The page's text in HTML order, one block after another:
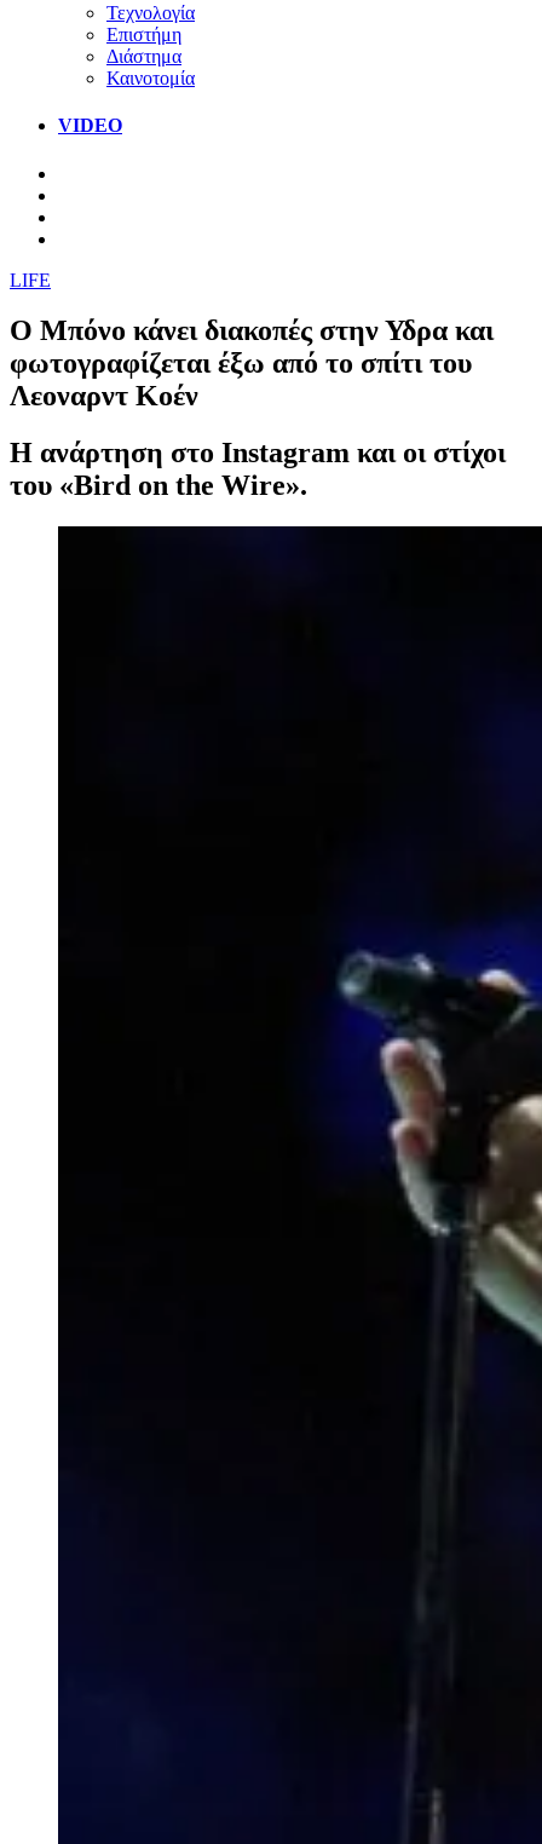
Τεχνολογία
Επιστήμη
Διάστημα
Καινοτομία
VIDEO
LIFE
Ο Μπόνο κάνει διακοπές στην Υδρα και
φωτογραφίζεται έξω από το σπίτι του
Λεοναρντ Κοέν
Η ανάρτηση στο Instagram και οι στίχοι
του «Bird on the Wire».